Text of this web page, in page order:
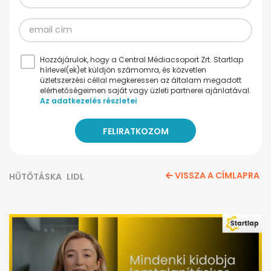
Hozzájárulok, hogy a Central Médiacsoport Zrt. Startlap
hírlevel(ek)et küldjön számomra, és közvetlen
üzletszerzési céllal megkeressen az általam megadott
elérhetőségeimen saját vagy üzleti partnerei ajánlatával.
Az adatkezelés részletei
HŰTŐTÁSKA LIDL VISSZA A CÍMLAPRA